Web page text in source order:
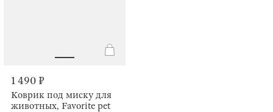
1 490 ₽
Коврик под миску для
животных, Favorite pet